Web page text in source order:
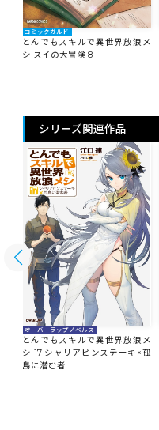
コミックガルド
とんでもスキルで異世界放浪メ
シ スイの大冒険 8
シリーズ関連作品
オーバーラップノベルス
とんでもスキルで異世界放浪メ
シ 17 シャリアピンステーキ×孤
島に潜む者